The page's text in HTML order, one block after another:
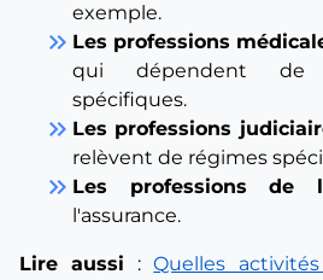
exemple.
keyboard_double_arrow_right Les professions
qui dépendent de
spécifiques.
keyboard_double_arrow_right Les professions
relèvent de régimes
keyboard_double_arrow_right Les professions de
l'assurance.
Lire aussi : Quelles